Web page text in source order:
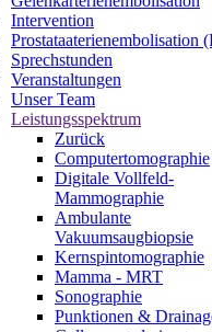
Intervention
Prostataaterienembolisation
Sprechstunden
Veranstaltungen
Unser Team
Leistungsspektrum
Zurück
Computertomographie
Digitale Vollfeld-
Mammographie
Ambulante
Vakuumsaugbiopsie
Kernspintomographie
Mamma - MRT
Sonographie
Punktionen &